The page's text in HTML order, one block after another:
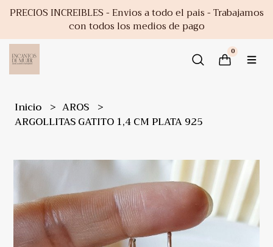
PRECIOS INCREIBLES - Envios a todo el pais - Trabajamos
con todos los medios de pago
0
Inicio
AROS
ARGOLLITAS GATITO 1,4 CM PLATA 925